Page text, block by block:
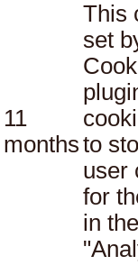
11
months
This
set
to
user
for
in